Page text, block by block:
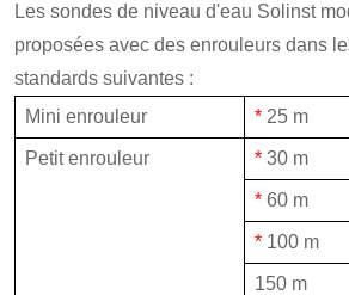
Les sondes de niveau d'eau Solinst
proposées avec des enrouleurs dans
standards suivantes :
Mini enrouleur
* 25 m
Petit enrouleur * 30 m
* 60 m
* 100 m
150 m